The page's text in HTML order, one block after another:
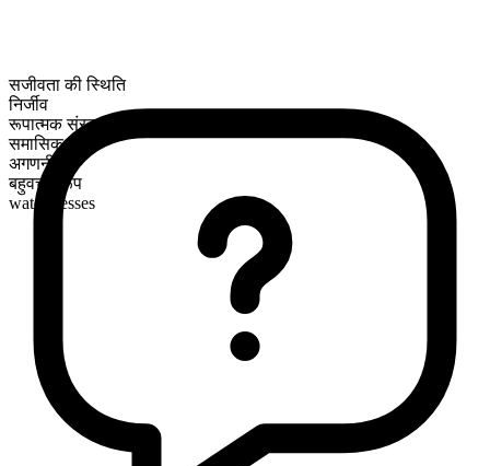
सजीवता की स्थिति
निर्जीव
रूपात्मक संरचना
समासिक
अगणनीय
बहुवचन रूप
watercresses